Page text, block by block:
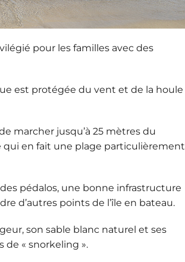
pour les familles avec des
est protégée du vent et de la houle
marcher jusqu’à 25 mètres du
qui en fait une plage particulièrement
pédalos, une bonne infrastructure
d’autres points de l’île en bateau.
son sable blanc naturel et ses
de « snorkeling ».